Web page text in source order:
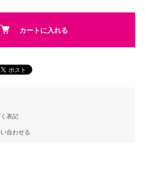
カートに入れる
表記
合わせる